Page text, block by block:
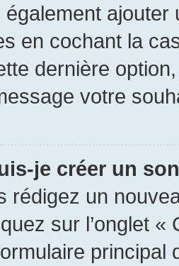
en cochant la
dernière
votre
je créer un
rédigez un
sur l’onglet
principal